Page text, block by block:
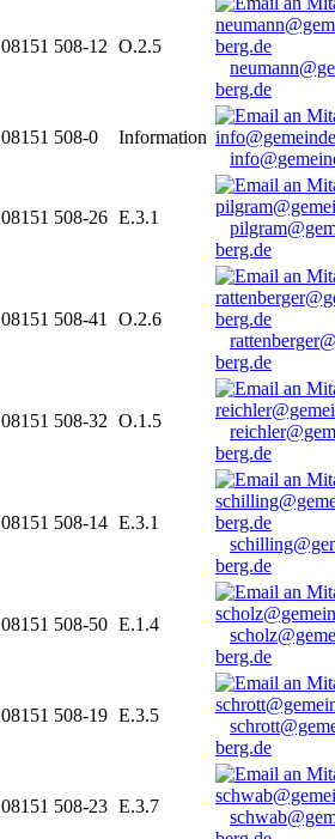
08151 508-12 O.2.5
berg.de
08151 508-0
Information
08151 508-26 E.3.1
berg.de
08151 508-41
O.2.6
berg.de
08151 508-32 O.1.5
berg.de
08151 508-14 E.3.1
berg.de
08151 508-50 E.1.4
berg.de
08151 508-19 E.3.5
berg.de
08151 508-23 E.3.7